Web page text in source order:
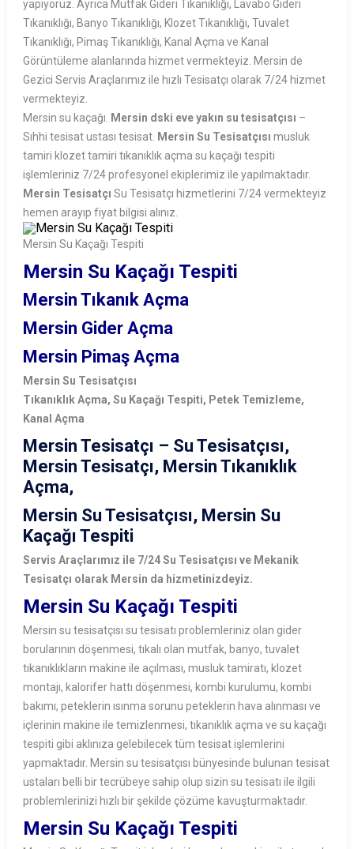
yapıyoruz. Ayrıca Mutfak Gideri Tıkanıklığı, Lavabo Gideri
Tıkanıklığı, Banyo Tıkanıklığı, Klozet Tıkanıklığı, Tuvalet
Tıkanıklığı, Pimaş Tıkanıklığı, Kanal Açma ve Kanal
Görüntüleme alanlarında hizmet vermekteyiz. Mersin de
Gezici Servis Araçlarımız ile hızlı Tesisatçı olarak 7/24 hizmet
vermekteyiz.
Mersin su kaçağı.
Mersin dski eve yakın su tesisatçısı –
Sıhhi tesisat ustası tesisat. Mersin Su Tesisatçısı musluk
tamiri klozet tamiri tıkanıklık açma su kaçağı tespiti
işlemleriniz 7/24 profesyonel ekiplerimiz ile yapılmaktadır.
Mersin Tesisatçı Su Tesisatçı hizmetlerini 7/24 vermekteyiz
hemen arayıp fiyat bilgisi alınız.
Mersin Su Kaçağı Tespiti
Mersin Su Kaçağı Tespiti
Mersin Tıkanık Açma
Mersin Gider Açma
Mersin Pimaş Açma
Mersin Su Tesisatçısı
Tıkanıklık Açma, Su Kaçağı Tespiti, Petek Temizleme,
Kanal Açma
Mersin Tesisatçı – Su Tesisatçısı,
Mersin Tesisatçı, Mersin Tıkanıklık
Açma,
Mersin Su Tesisatçısı, Mersin Su
Kaçağı Tespiti
Servis Araçlarımız ile 7/24 Su Tesisatçısı ve Mekanik
Tesisatçı olarak Mersin da hizmetinizdeyiz.
Mersin Su Kaçağı Tespiti
Mersin su tesisatçısı su tesisatı problemleriniz olan gider
borularının döşenmesi, tıkalı olan mutfak, banyo, tuvalet
tıkanıklıkların makine ile açılması, musluk tamiratı, klozet
montajı, kalorifer hattı döşenmesi, kombi kurulumu, kombi
bakımı, peteklerin ısınma sorunu peteklerin hava alınması ve
içlerinin makine ile temizlenmesi, tıkanıklık açma ve su kaçağı
tespiti gibi aklınıza gelebilecek tüm tesisat işlemlerini
yapmaktadır. Mersin su tesisatçısı bünyesinde bulunan tesisat
ustaları belli bir tecrübeye sahip olup sizin su tesisatı ile ilgili
problemlerinizi hızlı bir şekilde çözüme kavuşturmaktadır.
Mersin Su Kaçağı Tespiti